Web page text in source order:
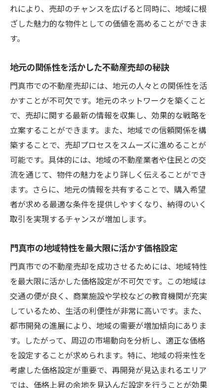
門真市で確実に不動産売却を進めるための効果
的なステップ
門真市での売却に必須の効果的な手順
確実に売却を進めるための門真市での計画
門真市での売却をスムーズに進めるための
ポイント
門真市での売却成功に向けた合理的な手順
失敗しないための門真市の売却ステップ
不動産売却を成功させるための門真市特有の市
場分析
門真市の市場特性を解き明かす詳細分析
市場分析で見える門真市の売却機会
市場データに基づく門真市の売却予測
門真市特有の市場データを元にした戦略
門真市における市場分析の重要性
門真市の不動産売却で失敗しないためのプロの
視点とは
専門家が語る門真市での売却失敗を避ける
門真市の不動産売却で見落としがちなポイ
ント
れにより、売却のチャンスを広げると同時に、地域に根
ざした魅力的な物件としての価値を高めることができま
す。
地元の関係性を活かした不動産売却の秘訣
門真市での不動産売却には、地元の人々との関係性を活
かすことが不可欠です。地元のネットワークを築くこと
で、売却に関する最新の情報を収集し、効果的な戦略を
立案することができます。また、地域での信頼関係を構
築することで、売却プロセスをスムーズに進めることが
可能です。具体的には、地域の不動産業者や住民との交
流を通じて、物件の魅力をより詳しく伝えることができ
ます。さらに、地元の情報を共有することで、購入希望
者が求める最適な条件を提供しやすくなり、納得のいく
取引を実現するチャンスが増加します。
門真市の地域特性を最大限に活かす価格設定
門真市での不動産売却を成功させるためには、地域特性
を最大限に活かした価格設定が不可欠です。この地域は
交通の便が良く、商業施設や学校などの教育機関が充実
しているため、生活の利便性が非常に高いです。また、
都市開発の進展により、地域の需要が増加傾向にありま
す。したがって、周辺の市場動向を分析し、適正な価格
を設定することが求められます。特に、地域の将来性を
考慮した価格設定が重要で、再開発が見込まれるエリア
では、価格上昇の余地を見込んだ設定を行うことが効果